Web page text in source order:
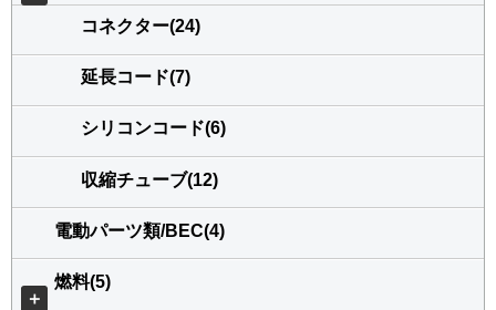
コネクター(24)
延長コード(7)
シリコンコード(6)
収縮チューブ(12)
電動パーツ類/BEC(4)
＋
燃料(5)